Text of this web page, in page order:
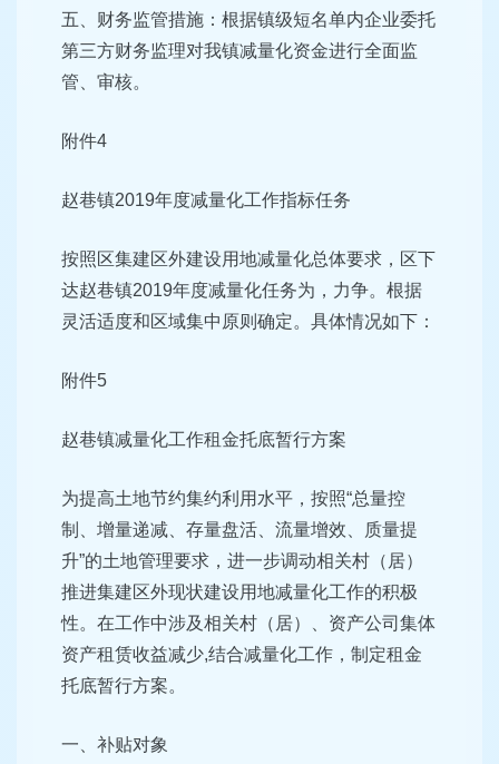
五、财务监管措施：根据镇级短名单内企业委托
第三方财务监理对我镇减量化资金进行全面监
管、审核。
附件4
赵巷镇2019年度减量化工作指标任务
按照区集建区外建设用地减量化总体要求，区下
达赵巷镇2019年度减量化任务为，力争。根据
灵活适度和区域集中原则确定。具体情况如下：
附件5
赵巷镇减量化工作租金托底暂行方案
为提高土地节约集约利用水平，按照“总量控
制、增量递减、存量盘活、流量增效、质量提
升”的土地管理要求，进一步调动相关村（居）
推进集建区外现状建设用地减量化工作的积极
性。在工作中涉及相关村（居）、资产公司集体
资产租赁收益减少,结合减量化工作，制定租金
托底暂行方案。
一、补贴对象